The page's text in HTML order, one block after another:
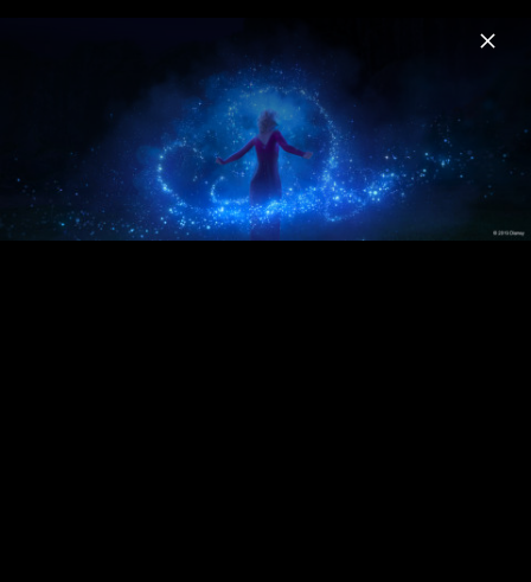
Menu
Die Eiskönigin
Home News Musik Videos Fotos Biografie